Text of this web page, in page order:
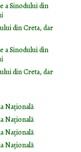
a Sinodului din
din Creta, dar
a Sinodului din
din Creta, dar
Naţională
Naţională
Naţională
Naţională